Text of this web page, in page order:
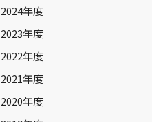
2024年度
2023年度
2022年度
2021年度
2020年度